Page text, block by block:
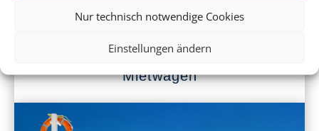
Nur technisch notwendige Cookies
Einstellungen ändern
Mietwagen